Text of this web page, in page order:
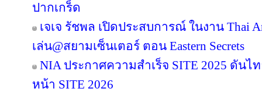
ปากเกร็ด
เจเจ รัชพล เปิดประสบการณ์ ในงาน Thai
เล่น@สยามเซ็นเตอร์ ตอน Eastern Secrets
NIA ประกาศความสำเร็จ SITE 2025 ดัน
หน้า SITE 2026